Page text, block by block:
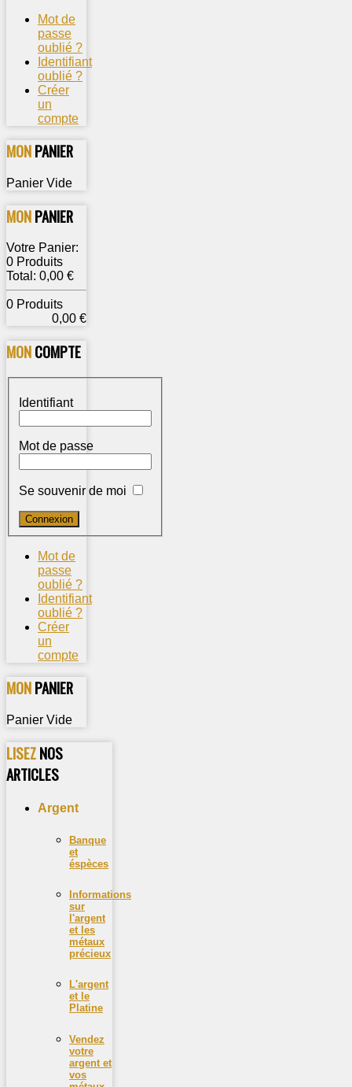
Mot de
passe
oublié ?
Identifiant
oublié ?
Créer
un
compte
MONPANIER
Panier Vide
MONPANIER
Votre Panier:
0 Produits
Total: 0,00 €
0 Produits
0,00 €
MONCOMPTE
Identifiant
Mot de passe
Se souvenir de moi
Mot de
passe
oublié ?
Identifiant
oublié ?
Créer
un
compte
MONPANIER
Panier Vide
LISEZNOS
ARTICLES
Argent
Banque
et
éspèces
Informations
sur
l'argent
et les
métaux
précieux
L'argent
et le
Platine
Vendez
votre
argent et
vos